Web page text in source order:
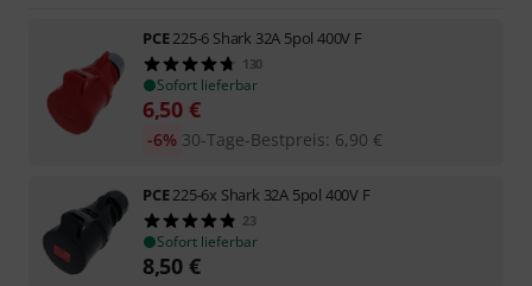
PCE225-6 Shark 32A 5pol 400V F
130
Sofort lieferbar
6,50 €
30-Tage-Bestpreis: 6,90 €
-6%
PCE225-6x Shark 32A 5pol 400V F
23
Sofort lieferbar
8,50 €